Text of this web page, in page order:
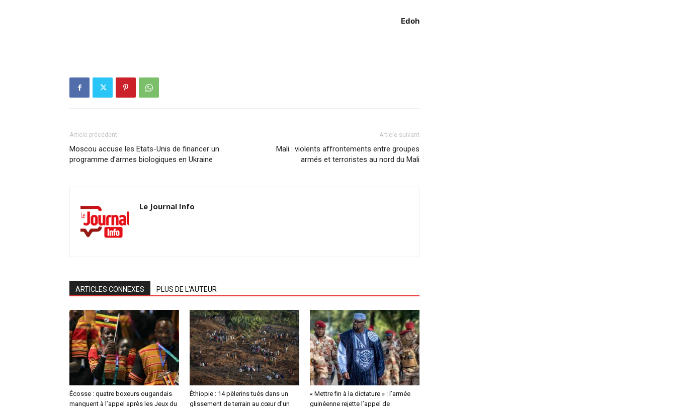
Edoh
Article précédent
Moscou accuse les Etats-Unis de financer un
programme d’armes biologiques en Ukraine
Article suivant
Mali : violents affrontements entre groupes
armés et terroristes au nord du Mali
Le Journal Info
ARTICLES CONNEXES PLUS DE L'AUTEUR
Écosse : quatre boxeurs ougandais
manquent à l’appel après les Jeux du
Éthiopie : 14 pèlerins tués dans un
glissement de terrain au cœur d’un
« Mettre fin à la dictature » : l’armée
guinéenne rejette l’appel de